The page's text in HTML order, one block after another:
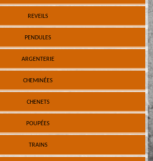
REVEILS
PENDULES
ARGENTERIE
CHEMINÉES
CHENETS
POUPÉES
TRAINS